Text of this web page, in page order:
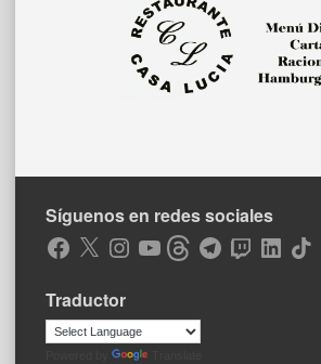
Síguenos en redes sociales
Facebook
X Instagram
YouTubeThreadsTelegramTwitchLinkedIn
TikTok
Traductor